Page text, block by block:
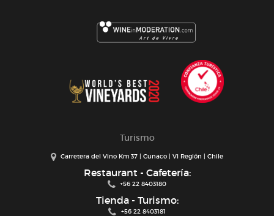
Turismo
Carretera del Vino Km 37 | Cunaco | VI Región | Chile
Restaurant - Cafetería:
+56 22 8403180
Tienda - Turismo:
+56 22 8403181